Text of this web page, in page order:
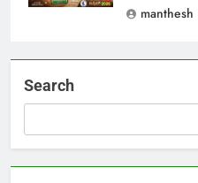
manthesh
Search